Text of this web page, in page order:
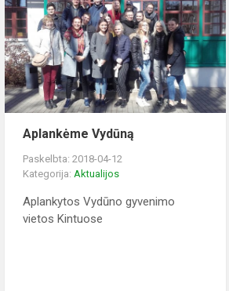
Aplankėme Vydūną
Paskelbta: 2018-04-12
Kategorija:Aktualijos
Aplankytos Vydūno gyvenimo
vietos Kintuose